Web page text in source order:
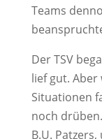
Teams
Der TSV
lief gut. Aber
Situationen
noch
B.U.